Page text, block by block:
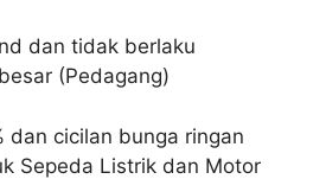
dan tidak berlaku
(Pedagang)
dan cicilan bunga ringan
Sepeda Listrik dan Motor